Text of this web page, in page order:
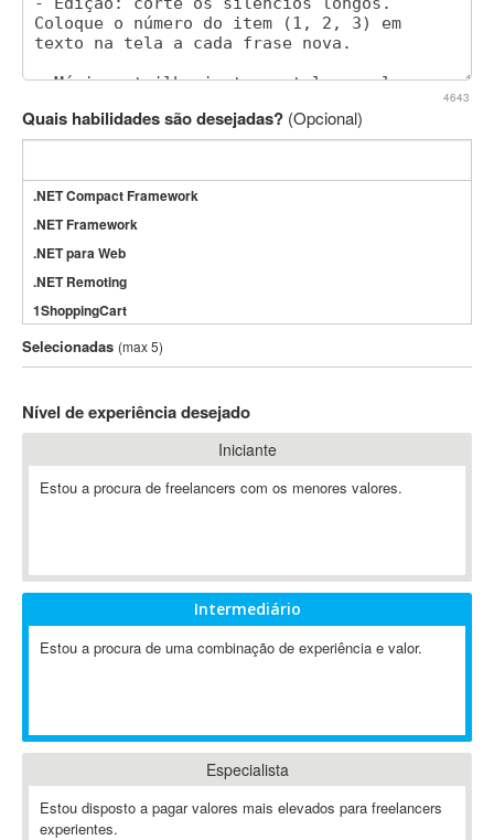
4643
Quais habilidades são desejadas? (Opcional)
.NET Compact Framework
.NET Framework
.NET para Web
.NET Remoting
1ShoppingCart
3DS Max
3GSM
802.11
A-GPS
ABAP
Abaqus
ABBYY FineReader
Ableton
Ableton Push
Abstract
Selecionadas (max 5)
Nível de experiência desejado
Iniciante
Estou a procura de freelancers com os menores valores.
Intermediário
Estou a procura de uma combinação de experiência e valor.
Especialista
Estou disposto a pagar valores mais elevados para freelancers
experientes.